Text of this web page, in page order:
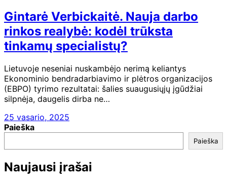
Gintarė Verbickaitė. Nauja darbo
rinkos realybė: kodėl trūksta
tinkamų specialistų?
Lietuvoje neseniai nuskambėjo nerimą keliantys
Ekonominio bendradarbiavimo ir plėtros organizacijos
(EBPO) tyrimo rezultatai: šalies suaugusiųjų įgūdžiai
silpnėja, daugelis dirba ne…
25 vasario, 2025
Paieška
Paieška
Naujausi įrašai